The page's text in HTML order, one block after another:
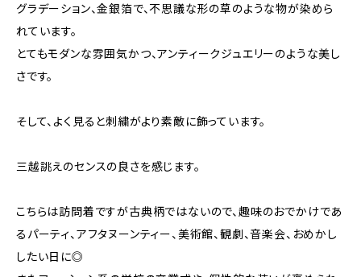
グラデーション、金銀箔で、不思議な形の草のような物が染めら
れています。
とてもモダンな雰囲気かつ、アンティークジュエリーのような美し
さです。
そして、よく見ると刺繍がより素敵に飾っています。
三越誂えのセンスの良さを感じます。
こちらは訪問着ですが古典柄ではないので、趣味のおでかけであ
るパーティ、アフタヌーンティー、美術館、観劇、音楽会、おめかし
したい日に◎